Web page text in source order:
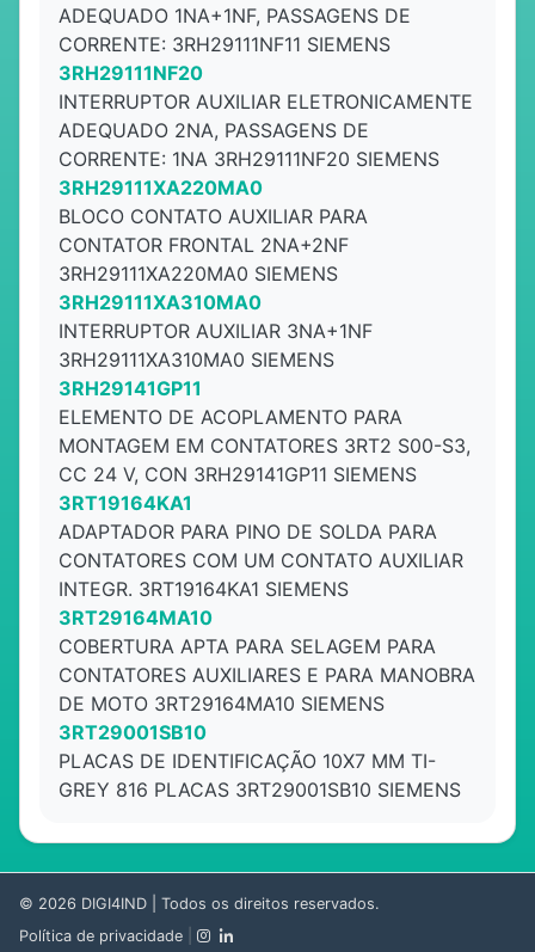
ADEQUADO 1NA+1NF, PASSAGENS DE
CORRENTE: 3RH29111NF11 SIEMENS
3RH29111NF20
INTERRUPTOR AUXILIAR ELETRONICAMENTE
ADEQUADO 2NA, PASSAGENS DE
CORRENTE: 1NA 3RH29111NF20 SIEMENS
3RH29111XA220MA0
BLOCO CONTATO AUXILIAR PARA
CONTATOR FRONTAL 2NA+2NF
3RH29111XA220MA0 SIEMENS
3RH29111XA310MA0
INTERRUPTOR AUXILIAR 3NA+1NF
3RH29111XA310MA0 SIEMENS
3RH29141GP11
ELEMENTO DE ACOPLAMENTO PARA
MONTAGEM EM CONTATORES 3RT2 S00-S3,
CC 24 V, CON 3RH29141GP11 SIEMENS
3RT19164KA1
ADAPTADOR PARA PINO DE SOLDA PARA
CONTATORES COM UM CONTATO AUXILIAR
INTEGR. 3RT19164KA1 SIEMENS
3RT29164MA10
COBERTURA APTA PARA SELAGEM PARA
CONTATORES AUXILIARES E PARA MANOBRA
DE MOTO 3RT29164MA10 SIEMENS
3RT29001SB10
PLACAS DE IDENTIFICAÇÃO 10X7 MM TI-
GREY 816 PLACAS 3RT29001SB10 SIEMENS
© 2026 DIGI4IND | Todos os direitos reservados.
Política de privacidade